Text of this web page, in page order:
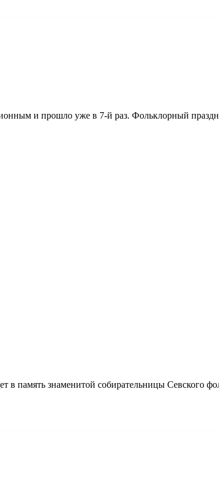
и прошло уже в 7-й раз. Фольклорный
в память знаменитой собирательницы Севского